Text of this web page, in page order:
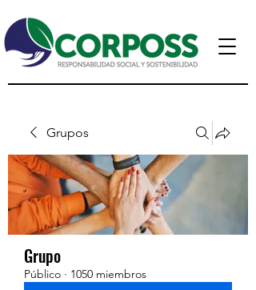
Grupos
Grupo
Público · 1050 miembros